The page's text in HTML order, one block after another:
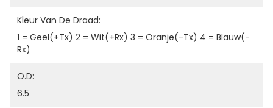
Kleur Van De Draad:
1 = Geel(+tx) 2 = Wit(+rx) 3 = Oranje(-Tx) 4 = Blauw(-
Rx)
O.D:
6.5